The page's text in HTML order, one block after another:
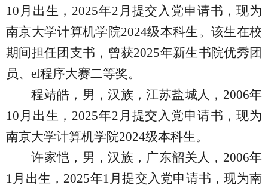
10 月出生， 2025年2 月提交入党申请书，现为
南京大学计算机学院2024级本科生。该生在校
期间担任团支书，曾获2025年新生书院优秀团
员、 el程序大赛二等奖。
程靖皓，男，汉族，江苏盐城人， 2006年
10 月出生， 2025年2 月提交入党申请书，现为
南京大学计算机学院2024级本科生。
许家恺，男，汉族，广东韶关人， 2006年
1 月出生， 2025年1 月提交入党申请书，现为南